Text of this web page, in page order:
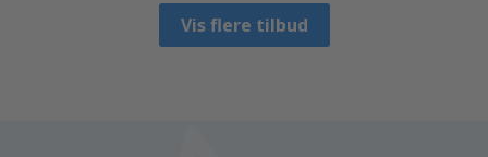
Vis flere tilbud